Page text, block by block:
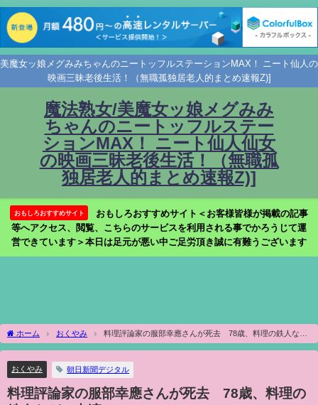
美魔女ッ娘メグみみちゃんのニートッフルステーションMAX！ ニート仙人の
映画三昧老後生活！（無職孤独居老人的まとめ速報Z)]
魔法熟女/美魔女ッ娘メグみみ
ちゃんのニートッフルステー
ションMAX！ ニート仙人仙女
の映画三昧老後生活！（無職孤
独居老人的まとめ速報Z)]
おもしろおすすめサイト
おもしろおすすめサイト＜お客様皆様が掲載の記事
等へアクセス、閲覧、こちらのサービスを利用される事でかろうじて運
営できています＞本日は足元が悪い中ご足労頂き誠に有難うございます
ホーム おくやみ
料理評論家の服部幸應さんが死去 78歳、料理の鉄人など
に出演
おくやみ 朝日新聞デジタル
料理評論家の服部幸應さんが死去 78歳、料理の